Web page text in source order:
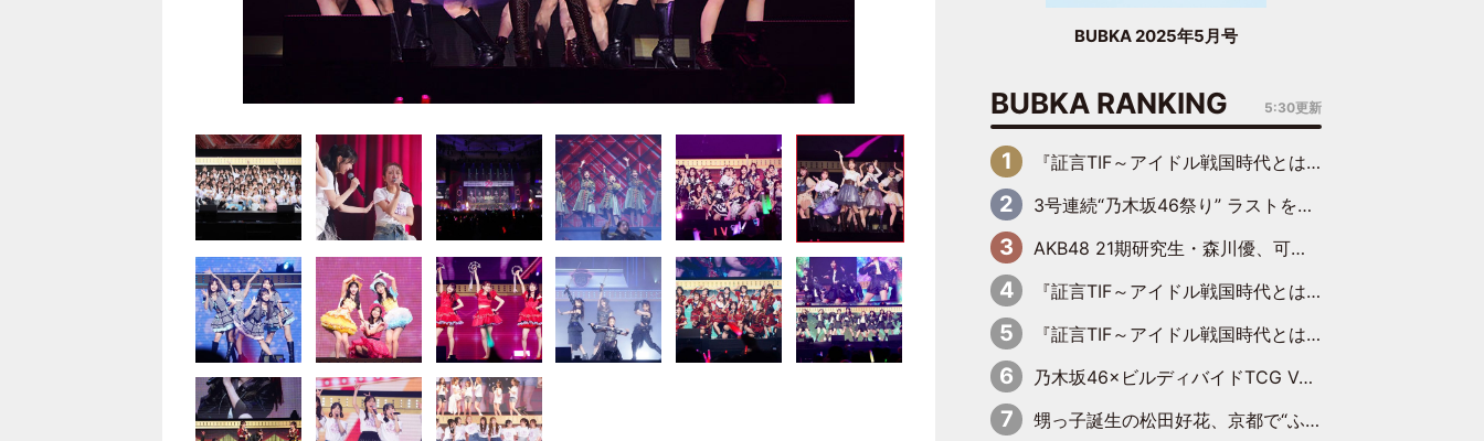
BUBKA 2025年5月号
BUBKA RANKING 5:30更新
『証言TIF～アイドル戦国時代とはなんだったのか～』第6回：でんぱ組.inc・古川未鈴×相沢梨紗「『ハロプロやりたかったな』って言ったら、夢眠ねむさんに『てめえはでんぱ組．incなんだよ！』って肩パンされて(笑)」
3号連続“乃木坂46祭り” ラストを飾るのは賀喜遥香…5年ぶりの登場に「5年分大人になった私を見ていただけたら」
AKB48 21期研究生・森川優、可愛さもある大人の女性に
『証言TIF～アイドル戦国時代とはなんだったのか～』第11回：私立恵比寿中学・真山りか×安本彩花「TIFで10年ぶりのキョンシーメイクをしたら、場を完全に引かせてしまって。時代が変わったんだなって」
『証言TIF～アイドル戦国時代とはなんだったのか～』第10回：さくら学院・武藤彩未×飯田らうら「正直、中3で辞めるというのを信じてなくて。そう言われてはいたけど、嘘でしょって」
乃木坂46×ビルディバイドTCG Vol.2公開 賀喜遥香＆田村真佑が『京まふ』ステージに登壇
甥っ子誕生の松田好花、京都で“ふたつの家族”をはしご！ “母”黒谷友香に見送られ、“父”松岡昌宏とはハシゴ酒